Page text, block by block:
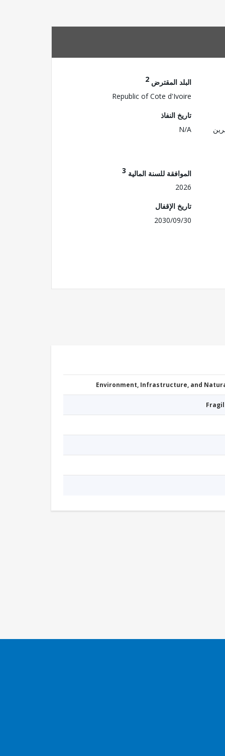
البلد المقترض 2
Republic of Cote d'Ivoire
تاريخ النفاذ
N/A
الموافقة للسنة المالية 3
2026
تاريخ الإقفال
2030/09/30
Environment, Infrastructure, and